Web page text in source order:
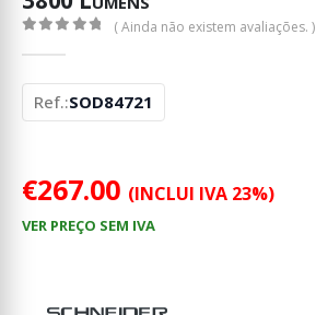
( Ainda não existem avaliações. )
Ref.:SOD84721
€267.00 (INCLUI IVA 23%)
VER PREÇO SEM IVA